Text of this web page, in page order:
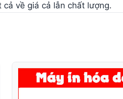
về giá cả lẫn chất lượng.